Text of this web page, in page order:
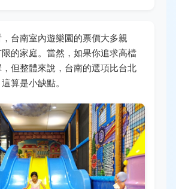
台南室內遊樂園的票價大多親
的家庭。當然，如果你追求高檔
但整體來說，台南的選項比台北
算是小缺點。